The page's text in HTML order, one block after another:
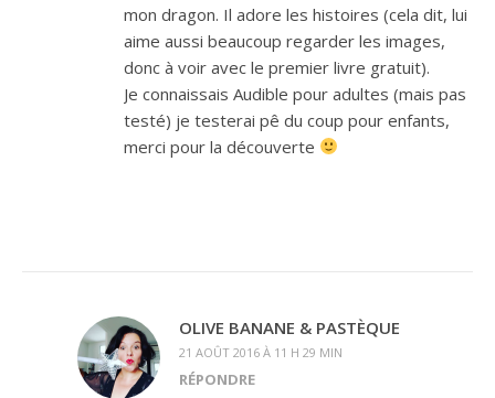
mon dragon. Il adore les histoires (cela dit, lui
aime aussi beaucoup regarder les images,
donc à voir avec le premier livre gratuit).
Je connaissais Audible pour adultes (mais pas
testé) je testerai pê du coup pour enfants,
merci pour la découverte
OLIVE BANANE & PASTÈQUE
21 AOÛT 2016 À 11 H 29 MIN
RÉPONDRE